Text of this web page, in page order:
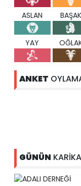
ASLAN BAŞAK
YAY
ANKET
GÜNÜN